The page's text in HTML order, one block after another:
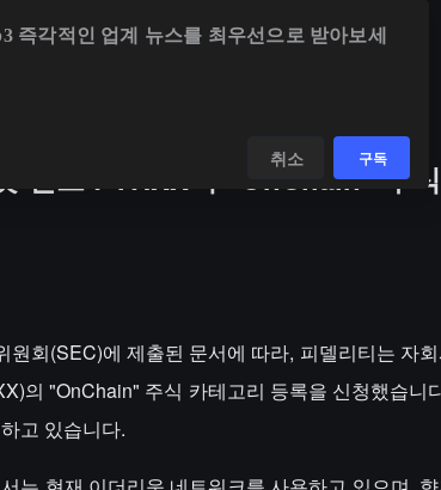
펀드 FYHXX의 “OnChain” 주
회(SEC)에 제출된 문서에 따라, 피델리티는 자
의 "OnChain" 주식 카테고리 등록을 신청했습니
고 있습니다.
즉각적인 업계 뉴스를 최우선으로 받아보세
취소 구독